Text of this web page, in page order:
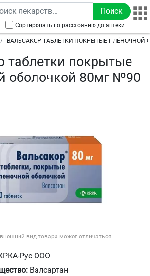
содержанию
Сортировать по расстоянию до аптеки
ВАЛЬСАКОР ТАБЛЕТКИ ПОКРЫТЫЕ ПЛЁНОЧНОЙ
таблетки покрытые
оболочкой 80мг №90
вид товара может отличаться
Рус ООО
Валсартан